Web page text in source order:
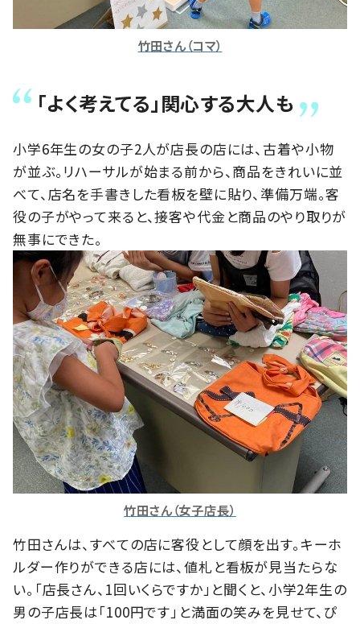
竹田さん（コマ）
「よく考えてる」関心する大人も
小学6年生の女の子2人が店長の店には、古着や小物
が並ぶ。リハーサルが始まる前から、商品をきれいに並
べて、店名を手書きした看板を壁に貼り、準備万端。客
役の子がやって来ると、接客や代金と商品のやり取りが
無事にできた。
竹田さん（女子店長）
竹田さんは、すべての店に客役として顔を出す。キーホ
ルダー作りができる店には、値札と看板が見当たらな
い。「店長さん、1回いくらですか」と聞くと、小学2年生の
男の子店長は「100円です」と満面の笑みを見せて、ぴ